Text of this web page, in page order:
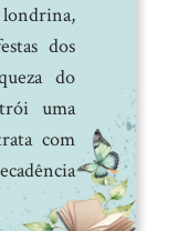
dos
do
uma
com